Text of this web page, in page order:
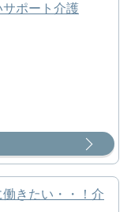
ポート介護
きたい・・！介